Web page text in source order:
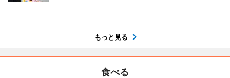
もっと見る
食べる